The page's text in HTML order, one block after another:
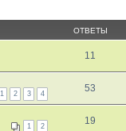
ОТВЕТЫ
11
1 2 3 4 53
1 2 19